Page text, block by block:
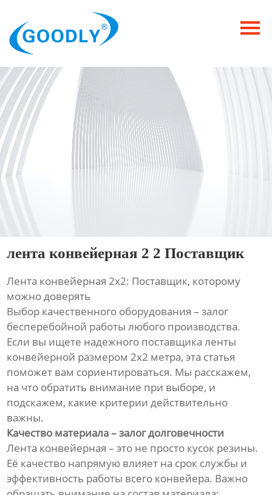
Продукция
ОТРАСЛИ
Категория
Новости
Контакты
лента конвейерная 2 2 Поставщик
Лента конвейерная 2х2: Поставщик, которому
можно доверять
Выбор качественного оборудования – залог
бесперебойной работы любого производства.
Если вы ищете надежного поставщика ленты
конвейерной размером 2х2 метра, эта статья
поможет вам сориентироваться. Мы расскажем,
на что обратить внимание при выборе, и
подскажем, какие критерии действительно
важны.
Качество материала – залог долговечности
Лента конвейерная – это не просто кусок резины.
Её качество напрямую влияет на срок службы и
эффективность работы всего конвейера. Важно